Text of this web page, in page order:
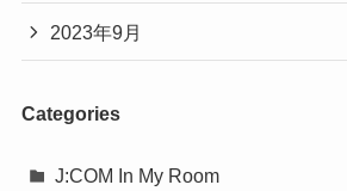
2023年9月
Categories
J:COM In My Room